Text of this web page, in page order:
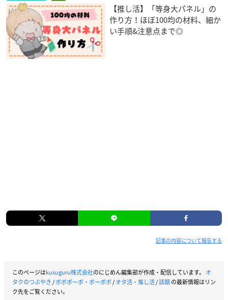
【推し活】「等身大パネル」の
作り方！ほぼ100均の材料、細か
い手順&注意点まで◎
記事の内容について報告する
このページはkusuguru株式会社のにじめん編集部が作成・配信しています。 オ
タクのつぶやき/ボボボーボ・ボーボボ/オタ活・推し活/話題の最新情報はリン
ク先をご覧ください。